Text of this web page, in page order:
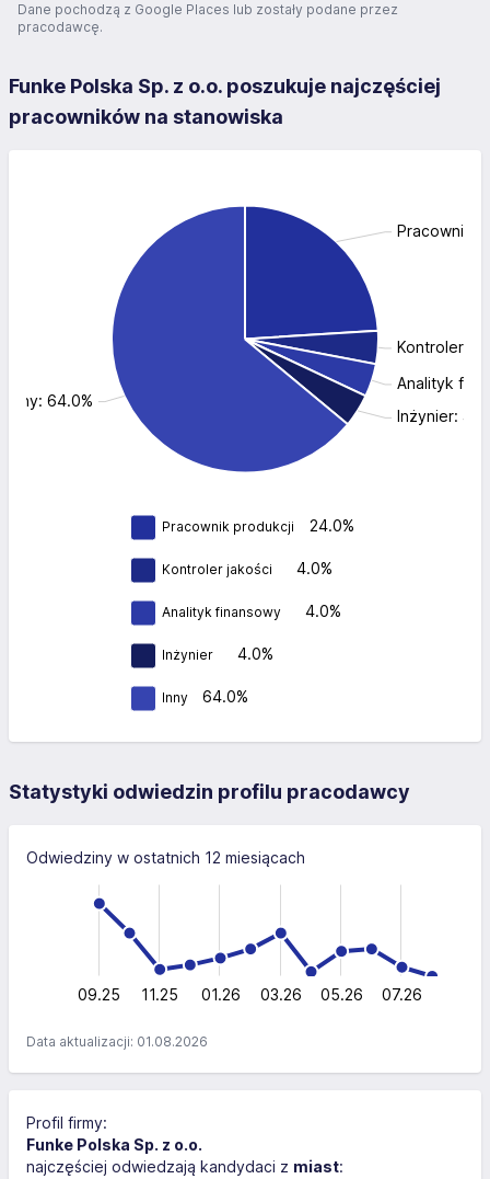
Dane pochodzą z Google Places lub zostały podane przez
pracodawcę.
Funke Polska Sp. z o.o. poszukuje najczęściej
pracowników na stanowiska
Pracownik
Kontroler
Analityk
Inżynier:
Inny: 64.0%
Pracownik produkcji 24.0%
Kontroler jakości 4.0%
Analityk finansowy 4.0%
Inżynier 4.0%
Inny 64.0%
Statystyki odwiedzin profilu pracodawcy
Odwiedziny w ostatnich 12 miesiącach
L
09.25 11.25 01.26 03.26 05.26 07.26
Data aktualizacji: 01.08.2026
Profil firmy:
Funke Polska Sp. z o.o.
najczęściej odwiedzają kandydaci z miast: